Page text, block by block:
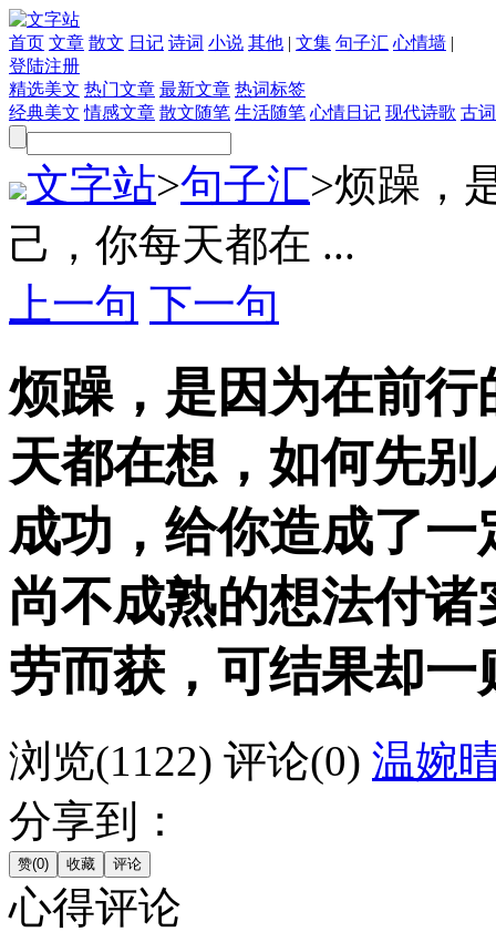
首页 文章 散文 日记 诗词 小说 其他 | 文集 句子汇 心情墙 |
登陆注册
精选美文 热门文章 最新文章 热词标签
经典美文 情感文章 散文随笔 生活随笔 心情日记 现代诗歌 古
文字站>句子汇>烦躁，
己，你每天都在 ...
上一句 下一句
烦躁，是因为在前
天都在想，如何先
成功，给你造成了
尚不成熟的想法付
劳而获，可结果却一
浏览(1122) 评论(0) 温婉
分享到：
心得评论